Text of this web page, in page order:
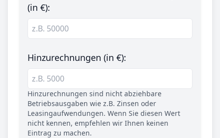
(in €):
Hinzurechnungen (in €):
Hinzurechnungen sind nicht abziehbare
Betriebsausgaben wie z.B. Zinsen oder
Leasingaufwendungen. Wenn Sie diesen Wert
nicht kennen, empfehlen wir Ihnen keinen
Eintrag zu machen.